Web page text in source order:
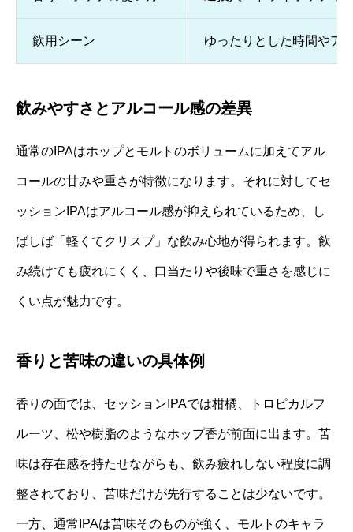
飲用シーン ゆったりとした時間やア
飲みやすさとアルコール感の差異
通常のIPAはホップとモルトのボリュームに加えてアル
コールの甘みや重さが特徴になります。それに対してセ
ッションIPAはアルコール感が抑えられているため、し
ばしば「軽くてクリスプ」な飲み心地が得られます。飲
み続けても疲れにくく、口当たりや後味で重さを感じに
くい点が魅力です。
香りと苦味の違いの具体例
香りの面では、セッションIPAでは柑橘、トロピカルフ
ルーツ、松や樹脂のようなホップ香が前面に出ます。苦
味は存在感を持たせながらも、飲み疲れしない程度に調
整されており、苦味だけが先行することは少ないです。
一方、通常IPAは苦味そのものが強く、モルトのキャラ